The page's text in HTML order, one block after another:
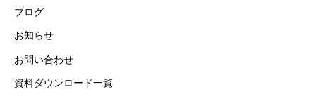
ブログ
お知らせ
お問い合わせ
資料ダウンロード一覧